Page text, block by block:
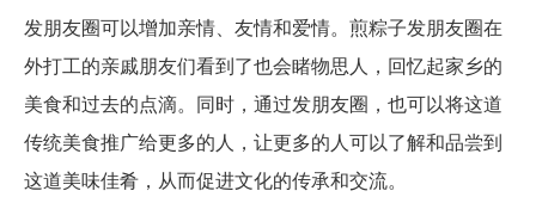
发朋友圈可以增加亲情、友情和爱情。煎粽子发朋友圈在
外打工的亲戚朋友们看到了也会睹物思人，回忆起家乡的
美食和过去的点滴。同时，通过发朋友圈，也可以将这道
传统美食推广给更多的人，让更多的人可以了解和品尝到
这道美味佳肴，从而促进文化的传承和交流。